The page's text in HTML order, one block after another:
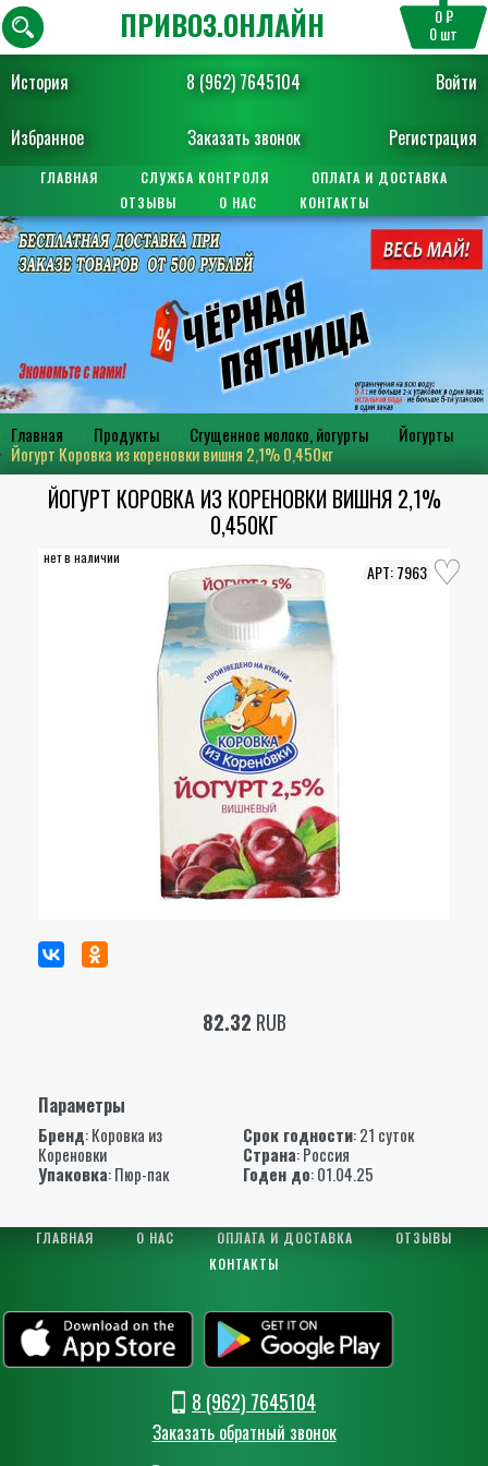
История 8 (962) 7645104 Войти
Избранное Заказать звонок Регистрация
ПРИВОЗ.ОНЛАЙН 0 ₽
0шт
ГЛАВНАЯ СЛУЖБА КОНТРОЛЯ
ОПЛАТА И ДОСТАВКА
ОТЗЫВЫ
О НАС КОНТАКТЫ
Главная Продукты Сгущенное молоко, йогурты
Йогурты
Йогурт Коровка из кореновки вишня 2,1% 0,450кг
ЙОГУРТ КОРОВКА ИЗ КОРЕНОВКИ ВИШНЯ 2,1%
0,450КГ
нет в наличии
7963
82.32 RUB
Параметры
Бренд:Коровка из
Кореновки
Срок годности: 21 суток
Страна: Россия
Упаковка: Пюр-пак Годен до: 01.04.25
ГЛАВНАЯ О НАС ОПЛАТА И ДОСТАВКА
ОТЗЫВЫ
КОНТАКТЫ
8 (962) 7645104
Заказать обратный звонок